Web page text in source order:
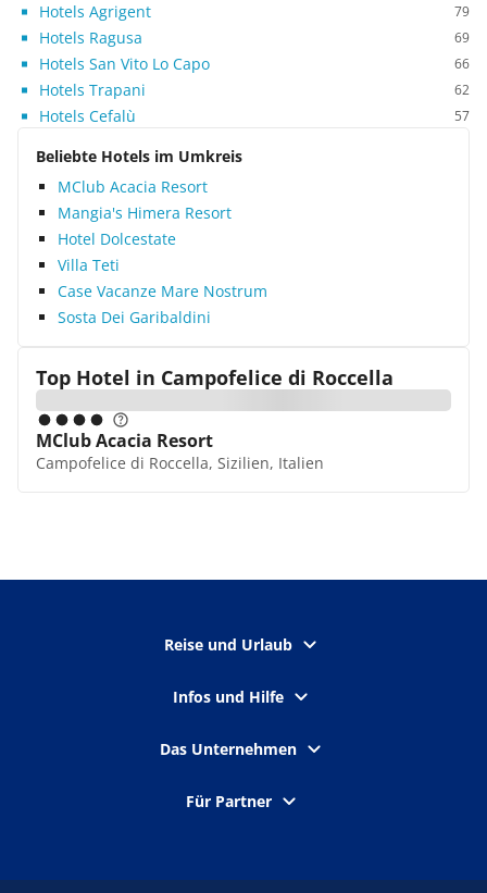
Hotels Agrigent 79
Hotels Ragusa 69
Hotels San Vito Lo Capo 66
Hotels Trapani 62
Hotels Cefalù 57
Beliebte Hotels im Umkreis
MClub Acacia Resort
Mangia's Himera Resort
Hotel Dolcestate
Villa Teti
Case Vacanze Mare Nostrum
Sosta Dei Garibaldini
Top Hotel in Campofelice di Roccella
MClub Acacia Resort
Campofelice di Roccella, Sizilien, Italien
Reise und Urlaub
Infos und Hilfe
Das Unternehmen
Für Partner